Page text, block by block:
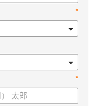
実現へのロードマップ
する「Infinite Model」
マネジメント」でできる
*
*